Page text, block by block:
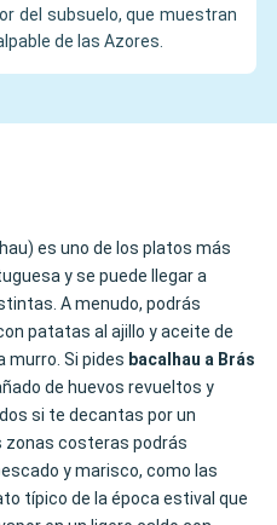
del subsuelo, que muestran
de las Azores.
es uno de los platos más
y se puede llegar a
A menudo, podrás
patatas al ajillo y aceite de
murro. Si pides bacalhau a Brás
de huevos revueltos y
si te decantas por un
zonas costeras podrás
y marisco, como las
típico de la época estival que